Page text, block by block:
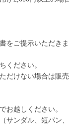
をご提示いただき
ください。
だけない場合は販売
お越しください。
サンダル、短パン、